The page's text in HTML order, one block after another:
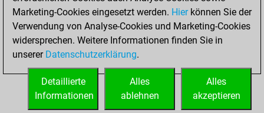
Türme auf der siebten
0
STARTSEITE
Marketing-Cookies eingesetzt werden. Hierkönnen Sie der
Verwendung von Analyse-Cookies und Marketing-Cookies
widersprechen. Weitere Informationen finden Sie in
unserer Datenschutzerklärung.
Alles
akzeptieren
Alles
ablehnen
Detaillierte
Informationen